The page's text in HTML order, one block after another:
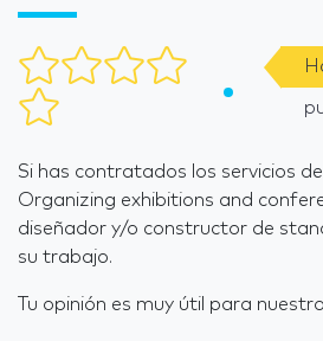
Si has contratados los servicios
Organizing exhibitions and
diseñador y/o constructor de
su trabajo.
Tu opinión es muy útil para